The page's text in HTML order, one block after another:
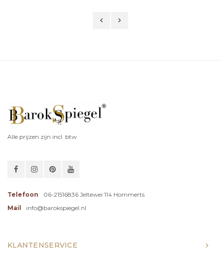
Alle prijzen zijn incl. btw
Telefoon
06-21516836 Jeltewei 114 Hommerts
Mail
info@barokspiegel.nl
KLANTENSERVICE